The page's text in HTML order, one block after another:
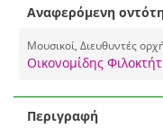
Αναφερόμενη
Μουσικοί, Διευθυντές
Οικονομίδης
Περιγραφή